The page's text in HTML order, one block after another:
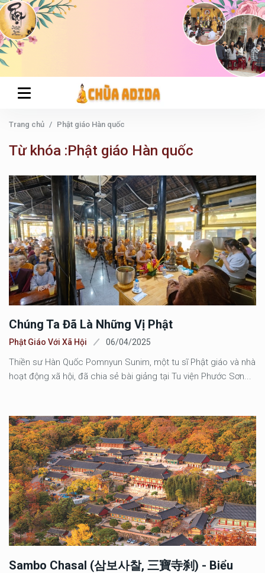
Trang chủ Phật giáo Hàn quốc
Từ khóa :Phật giáo Hàn quốc
Chúng Ta Đã Là Những Vị Phật
Phật Giáo Với Xã Hội 06/04/2025
Thiền sư Hàn Quốc Pomnyun Sunim, một tu sĩ Phật giáo và nhà
hoạt động xã hội, đã chia sẻ bài giảng tại Tu viện Phước Sơn...
Sambo Chasal (삼보사찰, 三寶寺刹) - Biểu